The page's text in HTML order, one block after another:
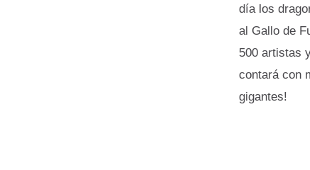
día los
al Gallo de
500 artistas
contará con
gigantes!